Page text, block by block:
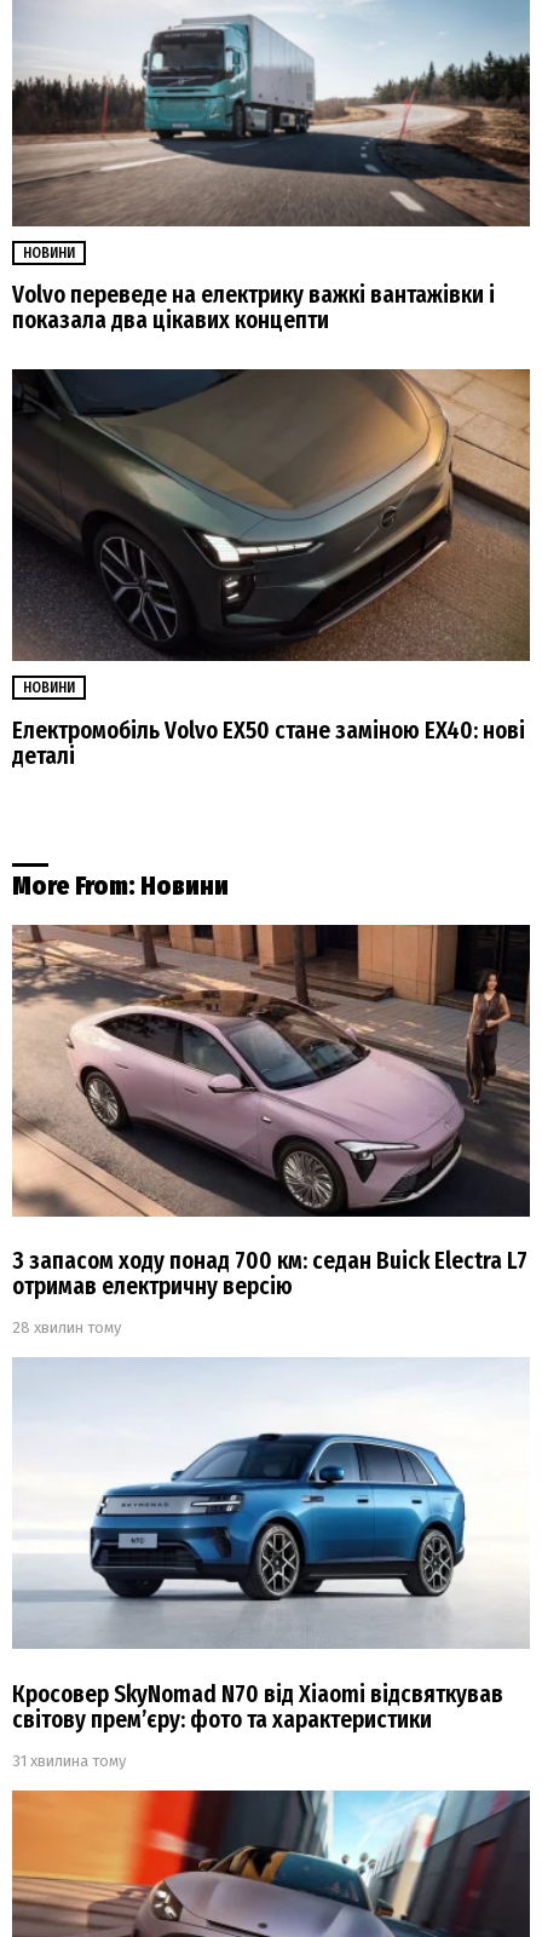
НОВИНИ
Volvo переведе на електрику важкі вантажівки і
показала два цікавих концепти
НОВИНИ
Електромобіль Volvo EX50 стане заміною EX40: нові
деталі
More From: Новини
З запасом ходу понад 700 км: седан Buick Electra L7
отримав електричну версію
28 хвилин тому
Кросовер SkyNomad N70 від Xiaomi відсвяткував
світову прем’єру: фото та характеристики
31 хвилина тому